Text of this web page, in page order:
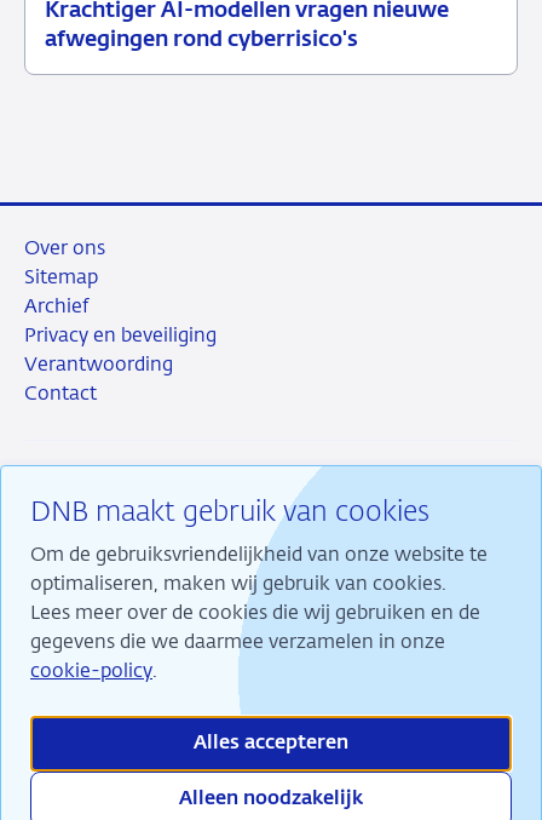
Krachtiger AI-modellen vragen nieuwe
afwegingen rond cyberrisico's
10
Nieuwsbericht
DNB maakt gebruik van cookies
Om de gebruiksvriendelijkheid van onze website te
optimaliseren, maken wij gebruik van cookies.
Lees meer over de cookies die wij gebruiken en de
gegevens die we daarmee verzamelen in onze
cookie-policy.
Alles accepteren
Alleen noodzakelijk
Over ons
Sitemap
Archief
Privacy en beveiliging
Verantwoording
Contact
RSS InstagramLinkedin
X
Wij maken ons sterk voor financiële stabiliteit en
dragen daarmee bij aan duurzame welvaart in